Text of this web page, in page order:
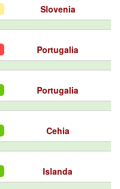
Slovenia
Portugalia
Portugalia
Cehia
Islanda